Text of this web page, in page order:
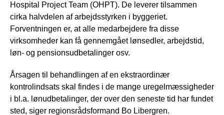
Hospital Project Team (OHPT). De leverer tilsammen
cirka halvdelen af arbejdsstyrken i byggeriet.
Forventningen er, at alle medarbejdere fra disse
virksomheder kan få gennemgået lønsedler, arbejdstid,
løn- og pensionsudbetalinger osv.
Årsagen til behandlingen af en ekstraordinær
kontrolindsats skal findes i de mange uregelmæssigheder
i bl.a. lønudbetalinger, der over den seneste tid har fundet
sted, siger regionsrådsformand Bo Libergren.